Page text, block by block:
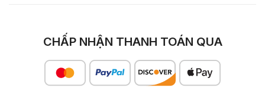
CHẤP NHẬN THANH TOÁN QUA